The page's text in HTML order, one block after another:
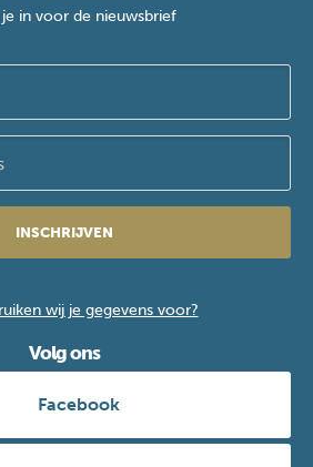
in voor de nieuwsbrief
INSCHRIJVEN
wij je gegevens voor?
Volg ons
Facebook